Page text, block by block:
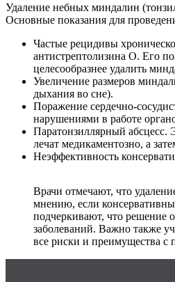
Удаление небных миндалин
Основные показания для
Частые рецидивы
антистрептолизина О. Его
целесообразнее удалить
Увеличение размеров
дыхания во сне).
Поражение сердечно-
нарушениями в работе
Паратонзиллярный абсцесс.
лечат медикаментозно, а
Неэффективность
Врачи отмечают, что
мнению, если
подчеркивают, что решение
заболеваний. Важно также
все риски и преимущества